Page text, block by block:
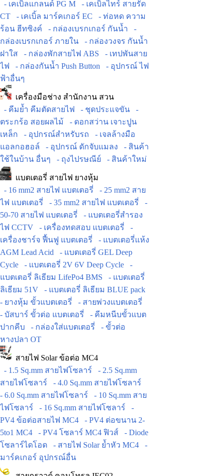
- เคเบิ้ลแกลนด์ PG M
- เคเบิ้ลไทร์ สายรัด
CT
- เคเบิ้ล มาร์คเกอร์ EC
- ท่อหด ความ
ร้อน ฮีทซิงค์
- กล่องเบรกเกอร์ กันน้ำ
-
กล่องเบรกเกอร์ ภายใน
- กล่องวงจร กันน้ำ
ฝาใส
- กล่องพักสายไฟ ABS
- เทปพันสาย
ไฟ
- กล่องกันน้ำ Push Button
- อุปกรณ์ ไฟ
ฟ้าอื่นๆ
เครื่องมือช่าง สำนักงาน สวน
- คีมย้ำ คีมตัดสายไฟ
- ชุดประแจขัน
-
ตระกร้อ สอยผลไม้
- ดอกสว่าน เจาะปูน
เหล็ก
- อุปกรณ์สำหรับรถ
- เจลล้างมือ
แอลกอฮอล์
- อุปกรณ์ ดักจับแมลง
- สินค้า
ใช้ในบ้าน อื่นๆ
- ถุงไปรษณีย์ - สินค้าใหม่
แบตเตอรี่ สายไฟ ยางหุ้ม
- 16 mm2 สายไฟ แบตเตอรี่
- 25 mm2 สาย
ไฟ แบตเตอรี่
- 35 mm2 สายไฟ แบตเตอรี่
-
50-70 สายไฟ แบตเตอรี่
- แบตเตอรี่สำรอง
ไฟ CCTV
- เครื่องทดสอบ แบตเตอรี่
-
เครื่องชาร์จ ฟื้นฟู แบตเตอรี่
- แบตเตอรี่แห้ง
AGM Lead Acid
- แบตเตอรี่ GEL Deep
Cycle
- แบตเตอรี่ 2V 6V Deep Cycle
-
แบตเตอรี่ ลิเธียม LifePo4 BMS
- แบตเตอรี่
ลิเธียม 51V
- แบตเตอรี่ ลิเธียม BLUE pack
- ยางหุ้ม ขั้วแบตเตอรี่
- สายพ่วงแบตเตอรี่
- บัสบาร์ ขั้วต่อ แบตเตอรี่
- คีมหนีบขั้วแบต
ปากคีบ
- กล่องใส่แบตเตอรี่
- ขั้วต่อ
หางปลา OT
สายไฟ Solar ข้อต่อ MC4
- 1.5 Sq.mm สายไฟโซลาร์
- 2.5 Sq.mm
สายไฟโซลาร์
- 4.0 Sq.mm สายไฟโซลาร์
- 6.0 Sq.mm สายไฟโซลาร์
- 10 Sq.mm สาย
ไฟโซลาร์
- 16 Sq.mm สายไฟโซลาร์
-
PV4 ข้อต่อสายไฟ MC4
- PV4 ต่อขนาน 2-
5to1 MC4
- PV4 โซลาร์ MC4 ฟิวส์
- Diode
โซลาร์ไดโอด
- สายไฟ Solar ย้ำหัว MC4
-
มาร์คเกอร์ อุปกรณ์อื่น